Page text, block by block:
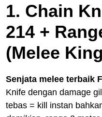
1. Chain
214 +
(Melee
Senjata melee terbaik
Knife dengan damage
tebas = kill instan